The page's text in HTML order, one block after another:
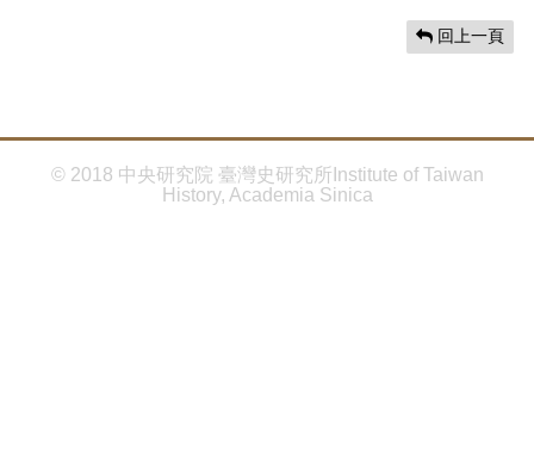
回上一頁
© 2018 中央研究院 臺灣史研究所Institute of Taiwan
History, Academia Sinica